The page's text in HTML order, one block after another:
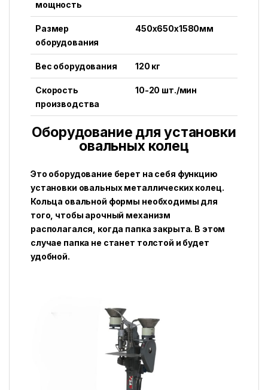
мощность
Размер
оборудования
450x650x1580мм
Вес оборудования 120 кг
Скорость
производства
10-20 шт./мин
Оборудование для установки
овальных колец
Это оборудование берет на себя функцию
установки овальных металлических колец.
Кольца овальной формы необходимы для
того, чтобы арочный механизм
располагался, когда папка закрыта. В этом
случае папка не станет толстой и будет
удобной.